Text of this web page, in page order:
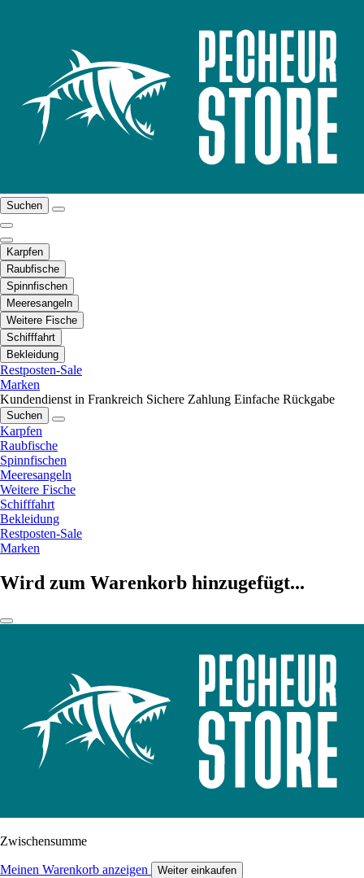
Suchen
Karpfen
Raubfische
Spinnfischen
Meeresangeln
Weitere Fische
Schifffahrt
Bekleidung
Restposten-Sale
Marken
Kundendienst in Frankreich Sichere Zahlung Einfache Rückgabe
Suchen
Karpfen
Raubfische
Spinnfischen
Meeresangeln
Weitere Fische
Schifffahrt
Bekleidung
Restposten-Sale
Marken
Wird zum Warenkorb hinzugefügt...
Zwischensumme
Meinen Warenkorb anzeigen Weiter einkaufen